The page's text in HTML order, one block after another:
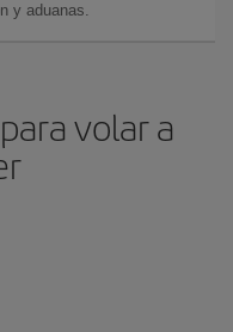
y aduanas.
volar a